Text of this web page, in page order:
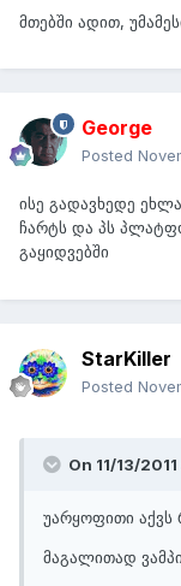
მთებში ადით,
George
Posted
ისე გადავხედე
ჩარტს და პს
გაყიდვებში
StarKiller
Posted
On 11/13/
უარყოფითი აქვს
მაგალითად